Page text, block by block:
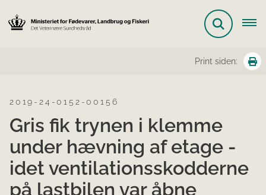
Print siden:
2019-24-0152-00156
Gris fik trynen i klemme
under hævning af etage -
idet ventilationsskodderne
på lastbilen var åbne